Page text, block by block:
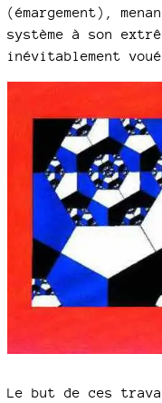
(émargement),
système à son
inévitablement
Le but de ces